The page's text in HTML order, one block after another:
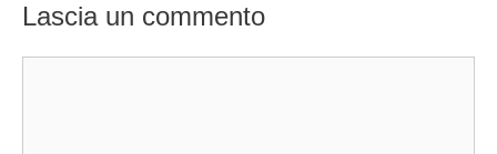
Lascia un commento